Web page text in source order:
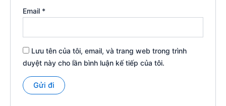
Email *
Lưu tên của tôi, email, và trang web trong trình
duyệt này cho lần bình luận kế tiếp của tôi.